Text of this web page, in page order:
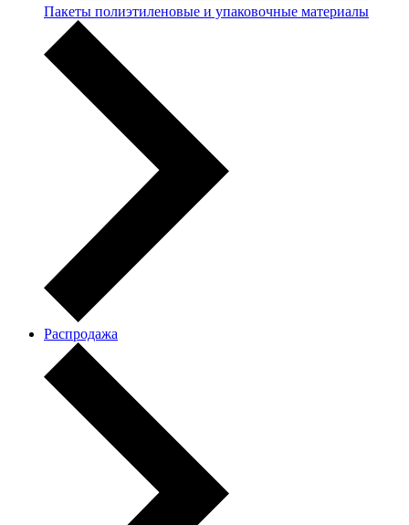
Пакеты полиэтиленовые и упаковочные материалы
Распродажа